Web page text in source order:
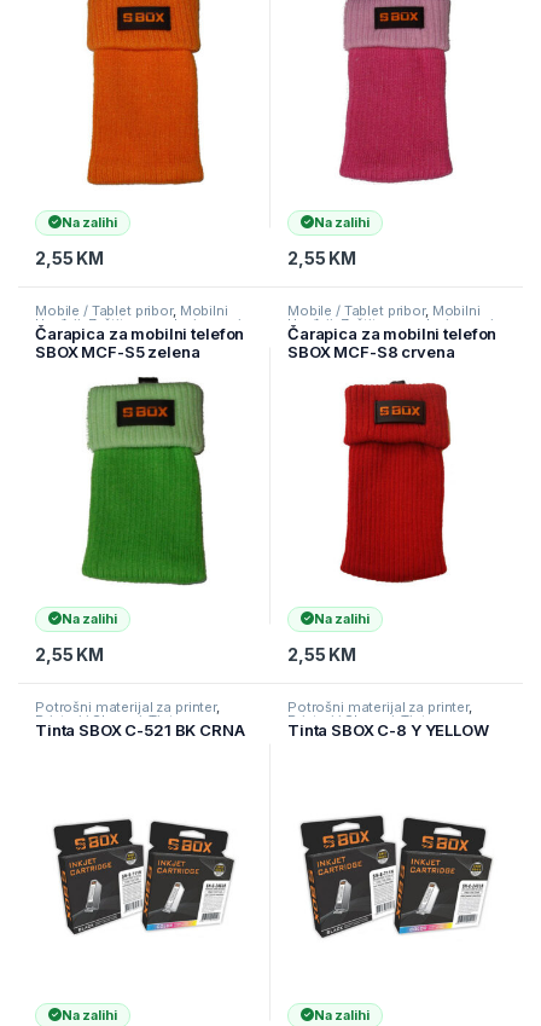
Na zalihi
2,55 KM
Na zalihi
2,55 KM
Mobile / Tablet pribor, Mobilni
Uređaji Zaštitne maske i coveri
Čarapica za mobilni telefon
SBOX MCF-S5 zelena
Na zalihi
2,55 KM
Mobile / Tablet pribor, Mobilni
Uređaji Zaštitne maske i coveri
Čarapica za mobilni telefon
SBOX MCF-S8 crvena
Na zalihi
2,55 KM
Potrošni materijal za printer,
Printeri i Skeneri ,Tinte
Tinta SBOX C-521 BK CRNA
Na zalihi
Potrošni materijal za printer,
Printeri i Skeneri ,Tinte
Tinta SBOX C-8 Y YELLOW
Na zalihi